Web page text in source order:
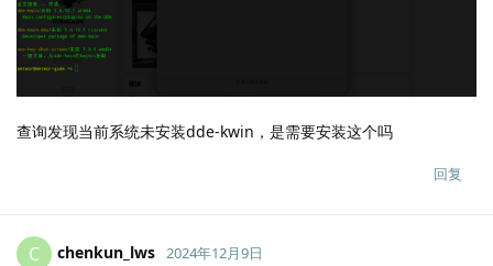
查询发现当前系统未安装dde-kwin，是需要安装这个吗
回复
C chenkun_lws 2024年12月9日